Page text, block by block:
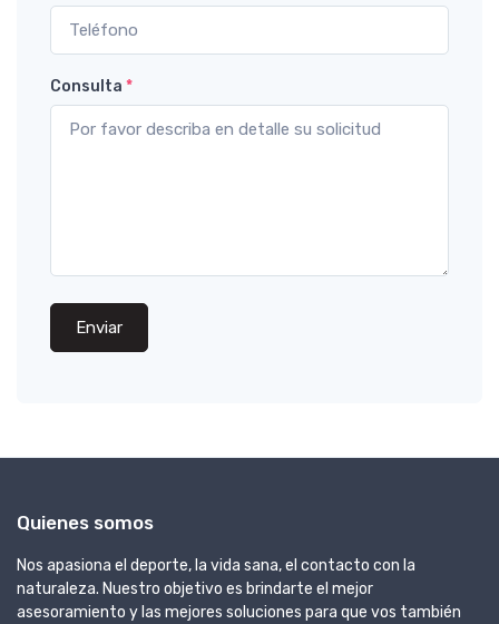
Consulta *
Enviar
Quienes somos
Nos apasiona el deporte, la vida sana, el contacto con la
naturaleza. Nuestro objetivo es brindarte el mejor
asesoramiento y las mejores soluciones para que vos también